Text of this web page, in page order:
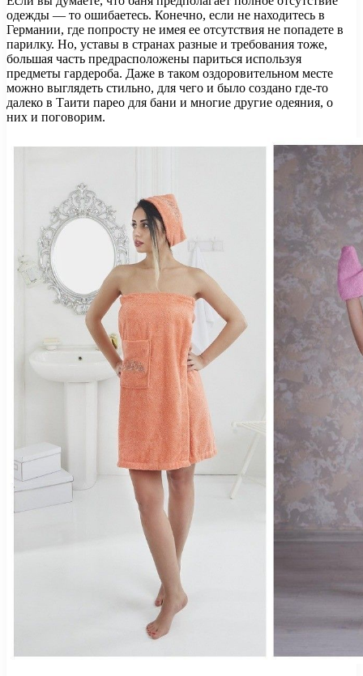
одежды — то ошибаетесь. Конечно, если не находитесь в
Германии, где попросту не имея ее отсутствия не попадете в
парилку. Но, уставы в странах разные и требования тоже,
большая часть предрасположены париться используя
предметы гардероба. Даже в таком оздоровительном месте
можно выглядеть стильно, для чего и было создано где-то
далеко в Таити парео для бани и многие другие одеяния, о
них и поговорим.